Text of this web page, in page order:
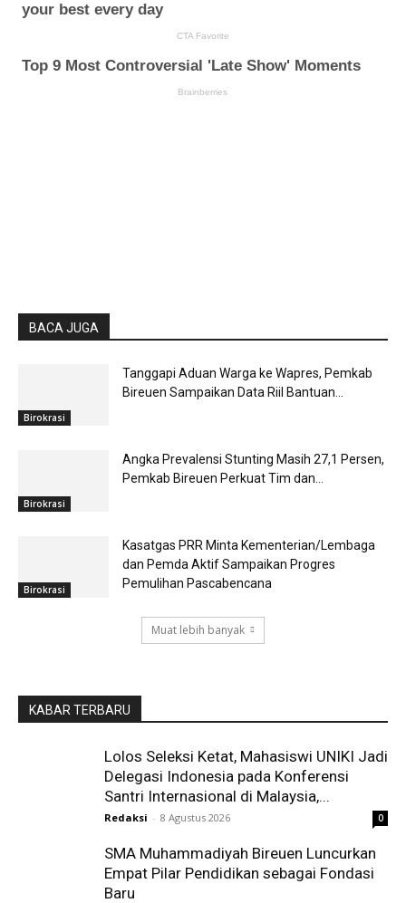
BACA JUGA
Birokrasi
Tanggapi Aduan Warga ke Wapres, Pemkab
Bireuen Sampaikan Data Riil Bantuan...
Birokrasi
Angka Prevalensi Stunting Masih 27,1 Persen,
Pemkab Bireuen Perkuat Tim dan...
Birokrasi
Kasatgas PRR Minta Kementerian/Lembaga
dan Pemda Aktif Sampaikan Progres
Pemulihan Pascabencana
Muat lebih banyak
KABAR TERBARU
Lolos Seleksi Ketat, Mahasiswi UNIKI Jadi
Delegasi Indonesia pada Konferensi
Santri Internasional di Malaysia,...
Redaksi - 8 Agustus 2026 0
SMA Muhammadiyah Bireuen Luncurkan
Empat Pilar Pendidikan sebagai Fondasi
Baru